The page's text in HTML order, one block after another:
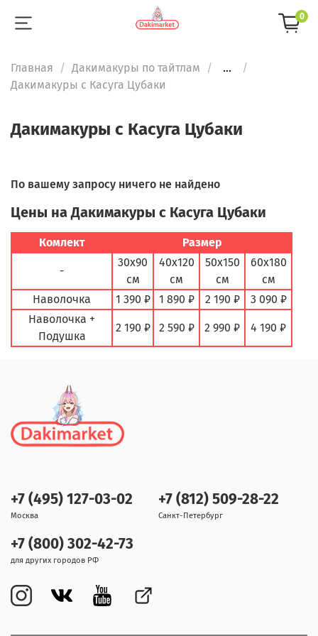
0
Главная Дакимакуры по тайтлам
...
Дакимакуры с Касуга Цубаки
Дакимакуры с Касуга Цубаки
По вашему запросу ничего не найдено
Цены на Дакимакуры с Касуга Цубаки
Комлект Размер
-
30х90
см
40х120
см
50х150
см
60х180
см
Наволочка
1 390 ₽ 1 890 ₽ 2 190 ₽
3 090 ₽
Наволочка +
Подушка
2 190 ₽ 2 590 ₽ 2 990 ₽ 4 190 ₽
+7 (495) 127-03-02
Москва
+7 (812) 509-28-22
Санкт-Петербург
+7 (800) 302-42-73
для других городов РФ